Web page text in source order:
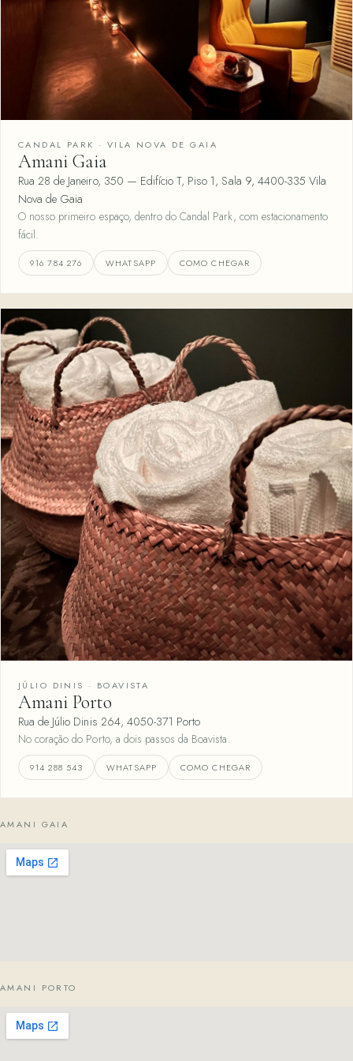
CANDAL PARK · VILA NOVA DE GAIA
Amani Gaia
Rua 28 de Janeiro, 350 — Edifício T, Piso 1, Sala 9, 4400-335 Vila
Nova de Gaia
O nosso primeiro espaço, dentro do Candal Park, com estacionamento
fácil.
916 784 276 WHATSAPP COMO CHEGAR
JÚLIO DINIS · BOAVISTA
Amani Porto
Rua de Júlio Dinis 264, 4050-371 Porto
No coração do Porto, a dois passos da Boavista.
914 288 543 WHATSAPP COMO CHEGAR
AMANI GAIA
AMANI PORTO